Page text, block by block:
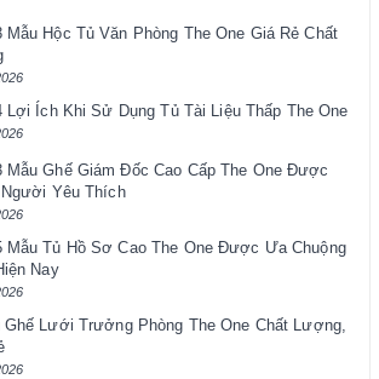
Mẫu Hộc Tủ Văn Phòng The One Giá Rẻ Chất
Lợi Ích Khi Sử Dụng Tủ Tài Liệu Thấp The One
Mẫu Ghế Giám Đốc Cao Cấp The One Được
Người Yêu Thích
Mẫu Tủ Hồ Sơ Cao The One Được Ưa Chuộng
Nay
Ghế Lưới Trưởng Phòng The One Chất Lượng,